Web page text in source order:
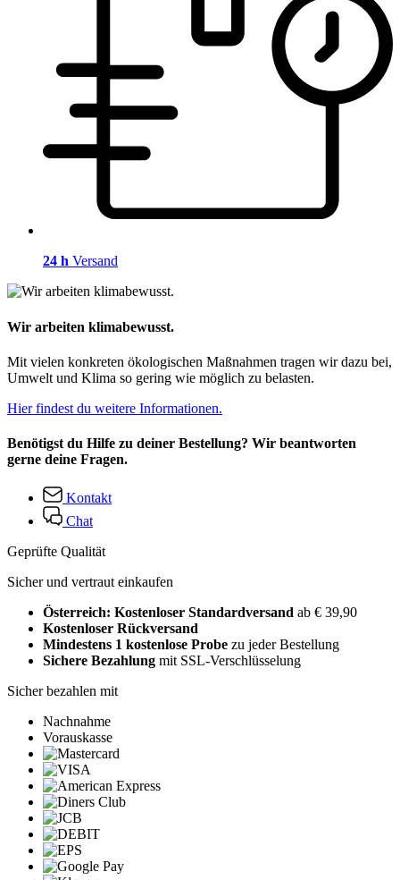
24 h Versand
Wir arbeiten klimabewusst.
Mit vielen konkreten ökologischen Maßnahmen tragen wir dazu bei,
Umwelt und Klima so gering wie möglich zu belasten.
Hier findest du weitere Informationen.
Benötigst du Hilfe zu deiner Bestellung? Wir beantworten
gerne deine Fragen.
Kontakt
Chat
Geprüfte Qualität
Sicher und vertraut einkaufen
Österreich: Kostenloser Standardversand ab € 39,90
Kostenloser Rückversand
Mindestens 1 kostenlose Probe zu jeder Bestellung
Sichere Bezahlung mit SSL-Verschlüsselung
Sicher bezahlen mit
Nachnahme
Vorauskasse